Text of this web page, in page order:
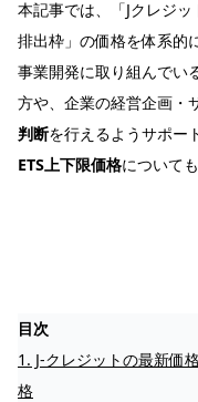
本記事では、「Jクレジ
排出枠」の価格を体系的
事業開発に取り組んでい
方や、企業の経営企画・
判断を行えるようサポー
ETS上下限価格について
目次
1. J-クレジットの最新価
格